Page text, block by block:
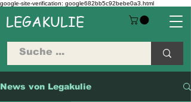
google-site-verification: google682bb5c92bebe0a3.html
LEGAKULIE
News von Legakulie